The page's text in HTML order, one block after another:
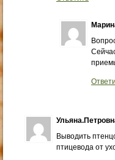
Выводить
птицевода от